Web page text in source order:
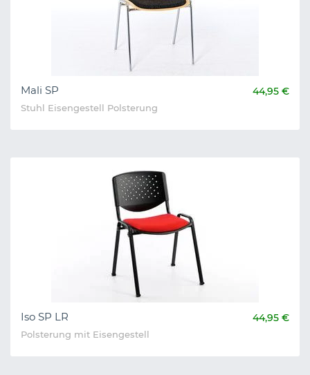
Mali SP 44,95 €
Stuhl Eisengestell Polsterung
Iso SP LR 44,95 €
Polsterung mit Eisengestell